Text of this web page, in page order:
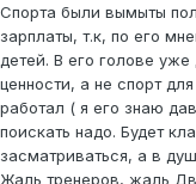
Спорта были вымыты
зарплаты, т.к, по его
детей. В его голове
ценности, а не спорт
работал ( я его знаю
поискать надо. Будет
засматриваться, а в
Жаль тренеров, жаль